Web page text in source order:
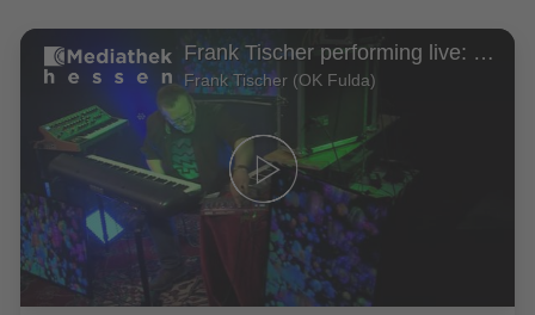
Frank Tischer performing live: Cosmic Concert - Stardrifter
Frank Tischer (OK Fulda)